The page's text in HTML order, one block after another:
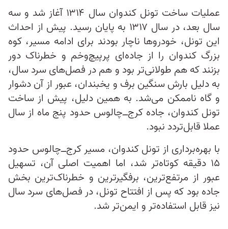
عملیات ساخت تونل کندوان سال ۱۳۱۴ آغاز شد و سه
سال بعد، در سال ۱۳۱۷ به پایان رسید. پیش از احداث
این تونل، خودروها ناچار بودند برای ادامه مسیر، کوه
بزرگ کندوان را از جاده‌ای پرپیچ‌وخم و خطرناک دور
بزنند که هم طولانی‌تر بود و هم در فصل‌های سرد سال،
به‌ دلیل بارش سنگین برف و یخبندان، عبور از آن دشوار
و گاه ناممکن می‌شد. به همین دلیل، پیش از ساخت
تونل کندوان، جاده کرج‌ــ‌چالوس حدود پنج ماه از سال
عملا قابل‌تردد نبود.
با بهره‌برداری از تونل کندوان، مسیر کرج‌ــ‌چالوس حدود
۱۵ دقیقه کوتاه‌تر شد، اما اهمیت اصلی آن، تسهیل
عبور از مرتفع‌ترین، برفگیرترین و خطرناک‌ترین بخش
جاده بود که پس از افتتاح تونل، در فصل‌های سرد سال
نیز قابل استفاده‌تر و ایمن‌تر شد.